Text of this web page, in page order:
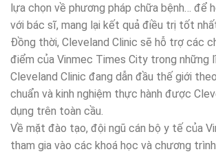
lựa chọn về phương pháp chữa bệnh… để
với bác sĩ, mang lại kết quả điều trị tốt
Đồng thời, Cleveland Clinic sẽ hỗ trợ các
điểm của Vinmec Times City trong những
Cleveland Clinic đang dẫn đầu thế giới
chuẩn và kinh nghiệm thực hành được
dụng trên toàn cầu.
Về mặt đào tạo, đội ngũ cán bộ y tế của
tham gia vào các khoá học và chương